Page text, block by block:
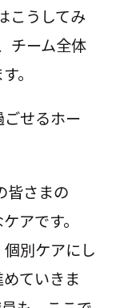
こうしてみ
チーム全体
。
せるホー
皆さまの
アです。
別ケアにし
ていきま